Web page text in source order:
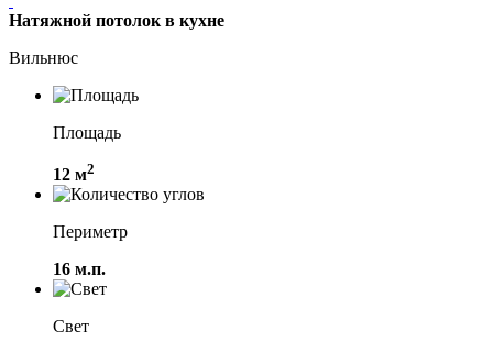
Натяжной потолок в кухне
Вильнюс
Площадь
12 м2
Периметр
16 м.п.
Свет